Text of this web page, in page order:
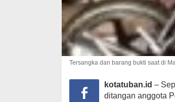
Tersangka dan barang bukti saat di
kotatuban.id –
ditangan anggota